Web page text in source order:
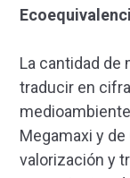
La cantidad de
traducir en
Megamaxi y
valorización y